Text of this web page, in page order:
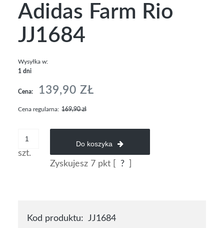
Adidas Farm Rio
JJ1684
Wysyłka w:
1 dni
Cena: 139,90 ZŁ
Cena regularna: 169,90 zł
szt.
Do koszyka
Zyskujesz 7pkt [ ?
Kod produktu: JJ1684